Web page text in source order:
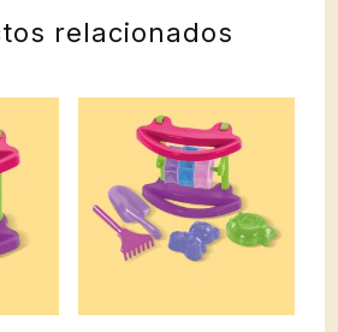
relacionados